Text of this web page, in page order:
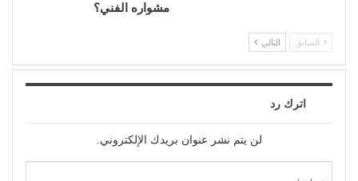
مشواره الفني؟
السابق التالي
اترك رد
لن يتم نشر عنوان بريدك الإلكتروني.